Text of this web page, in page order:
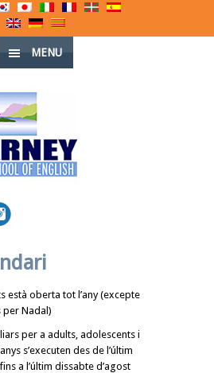
MENU
està oberta tot l’any (excepte
per Nadal)
per a adults, adolescents i
s’executen des de l’últim
a l’últim dissabte d’agost